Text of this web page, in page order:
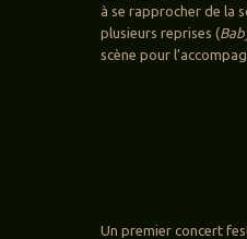
à se rapprocher de la
plusieurs reprises (
scène pour
Un premier concert